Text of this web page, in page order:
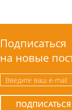
Подписаться
на новые
ПОДПИСАТЬСЯ